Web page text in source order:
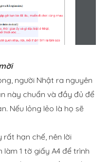
người Nhật ra nguyên
này chuẩn và đầy đủ để
Nếu lỏng lẻo là họ sẽ
hạn chế, nên lời
1 tờ giấy A4 để trình